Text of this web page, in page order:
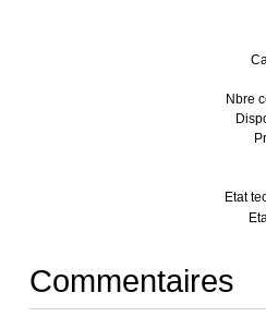
Nbre
Etat
Commentaires